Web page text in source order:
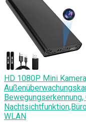
HD 1080P Mini
WLAN